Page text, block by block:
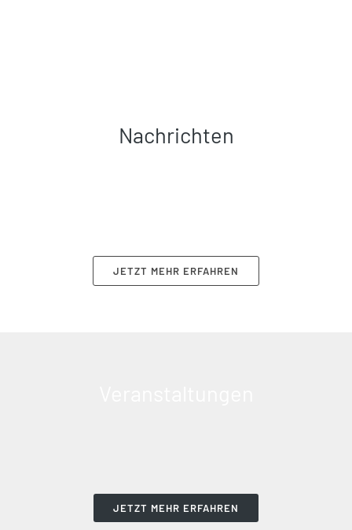
Nachrichten
JETZT MEHR ERFAHREN
JETZT MEHR ERFAHREN